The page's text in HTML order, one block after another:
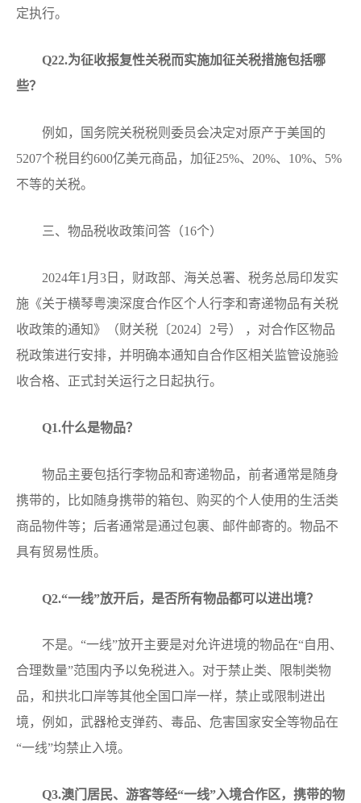
定执行。
Q22.为征收报复性关税而实施加征关税措施包括哪
些？
例如，国务院关税税则委员会决定对原产于美国的
5207个税目约600亿美元商品，加征25%、20%、10%、5%
不等的关税。
三、物品税收政策问答（16个）
2024年1月3日，财政部、海关总署、税务总局印发实
施《关于横琴粤澳深度合作区个人行李和寄递物品有关税
收政策的通知》（财关税〔2024〕2号） ，对合作区物品
税政策进行安排，并明确本通知自合作区相关监管设施验
收合格、正式封关运行之日起执行。
Q1.什么是物品？
物品主要包括行李物品和寄递物品，前者通常是随身
携带的，比如随身携带的箱包、购买的个人使用的生活类
商品物件等；后者通常是通过包裹、邮件邮寄的。物品不
具有贸易性质。
Q2.“一线”放开后，是否所有物品都可以进出境？
不是。“一线”放开主要是对允许进境的物品在“自用、
合理数量”范围内予以免税进入。对于禁止类、限制类物
品，和拱北口岸等其他全国口岸一样，禁止或限制进出
境，例如，武器枪支弹药、毒品、危害国家安全等物品在
“一线”均禁止入境。
Q3.澳门居民、游客等经“一线”入境合作区，携带的物